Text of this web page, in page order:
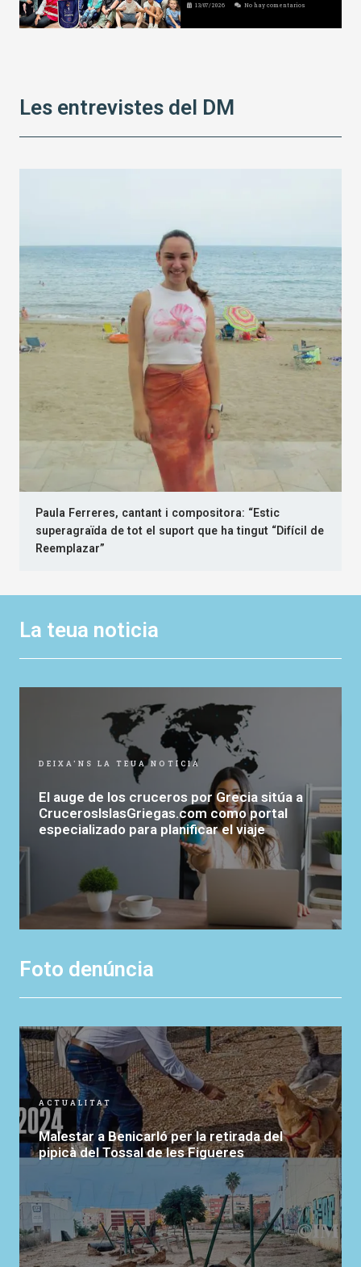
13/07/2026 No hay comentarios
Les entrevistes del DM
Paula Ferreres, cantant i compositora: “Estic
superagraïda de tot el suport que ha tingut “Difícil de
Reemplazar”
La teua noticia
DEIXA'NS LA TEUA NOTÍCIA
El auge de los cruceros por Grecia sitúa a
CrucerosIslasGriegas.com como portal
especializado para planificar el viaje
Foto denúncia
ACTUALITAT
Malestar a Benicarló per la retirada del
pipicà del Tossal de les Figueres